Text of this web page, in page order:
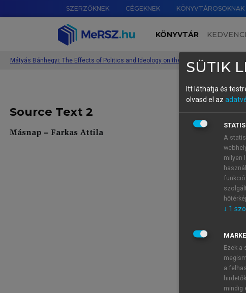
SZERZŐKNEK CÉGEKNEK KÖNYVTÁROSOKNAK
KÖNYVTÁR
Mátyás Bánhegyi: The Effects of Politics and Ideology on the Translation of
Source Text 2
Másnap – Farkas Attila
SÜTIK
Itt láthatja és
olvasd el az
A
milyen
↓ 1
Ezek a
a
mindig